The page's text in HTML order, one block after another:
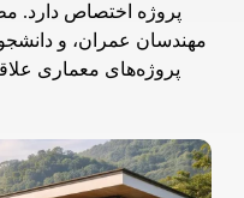
پروژه اختصاص دارد.
مهندسان عمران، و
پروژه‌های معماری
اهمیت
طراحی